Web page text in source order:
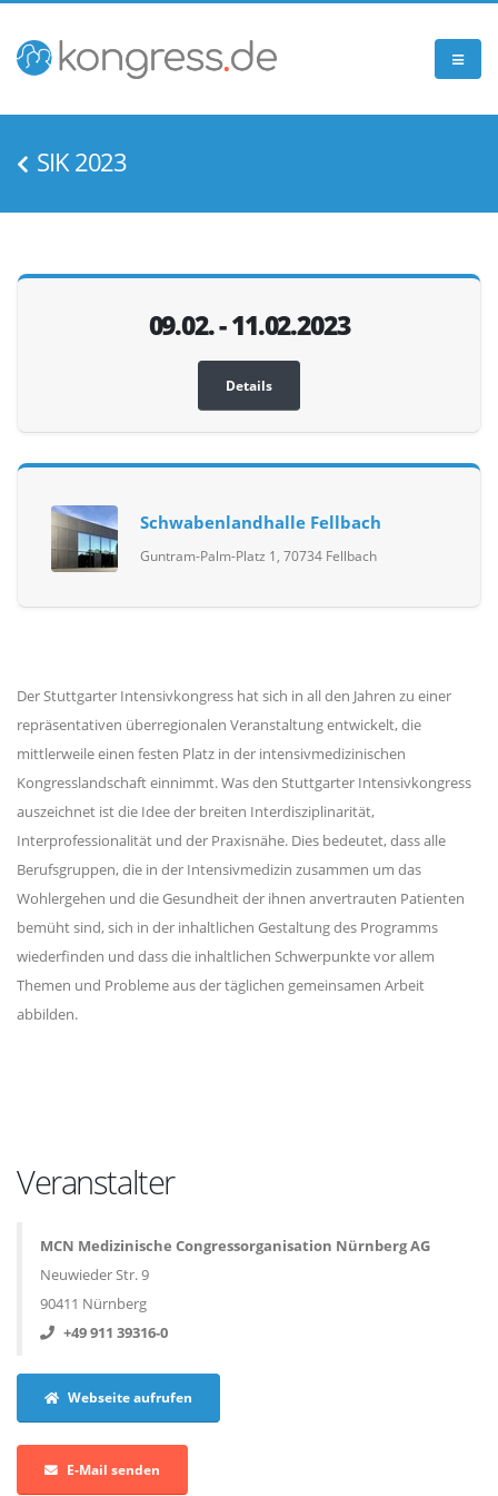
SIK 2023
09.02. - 11.02.2023
Details
Schwabenlandhalle Fellbach
Guntram-Palm-Platz 1, 70734 Fellbach
Der Stuttgarter Intensivkongress hat sich in all den Jahren zu einer
repräsentativen überregionalen Veranstaltung entwickelt, die
mittlerweile einen festen Platz in der intensivmedizinischen
Kongresslandschaft einnimmt. Was den Stuttgarter Intensivkongress
auszeichnet ist die Idee der breiten Interdisziplinarität,
Interprofessionalität und der Praxisnähe. Dies bedeutet, dass alle
Berufsgruppen, die in der Intensivmedizin zusammen um das
Wohlergehen und die Gesundheit der ihnen anvertrauten Patienten
bemüht sind, sich in der inhaltlichen Gestaltung des Programms
wiederfinden und dass die inhaltlichen Schwerpunkte vor allem
Themen und Probleme aus der täglichen gemeinsamen Arbeit
abbilden.
Veranstalter
MCN Medizinische Congressorganisation Nürnberg AG
Neuwieder Str. 9
90411 Nürnberg
+49 911 39316-0
Webseite aufrufen
E-Mail senden